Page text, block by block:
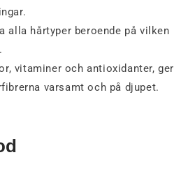
alla hårtyper beroende på vilken
vitaminer och antioxidanter, ger
varsamt och på djupet.